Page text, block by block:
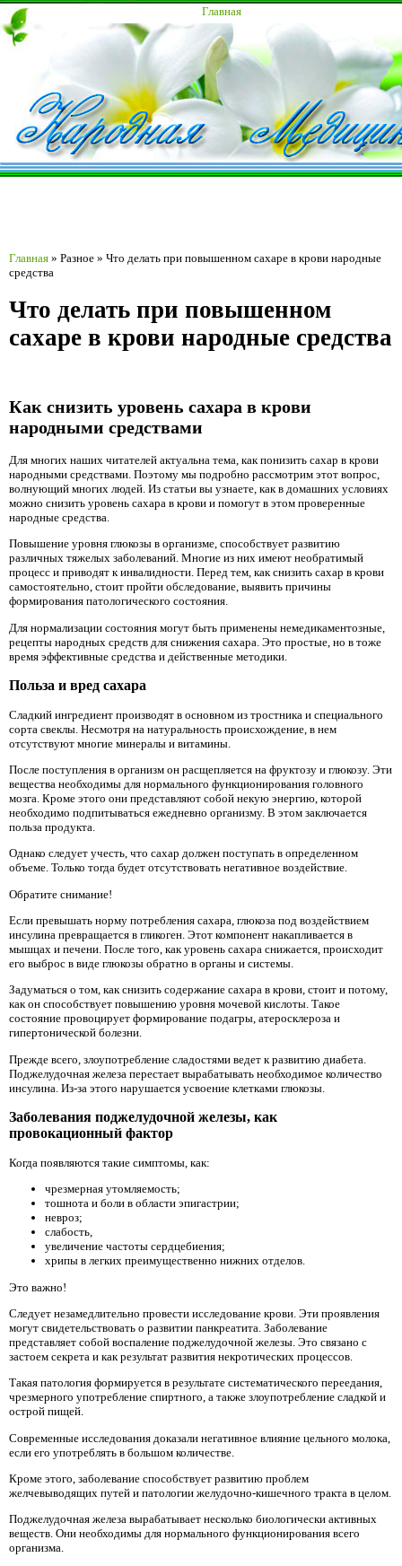
Главная
Главная » Разное » Что делать при повышенном сахаре в крови народные
средства
Что делать при повышенном
сахаре в крови народные средства
Как снизить уровень сахара в крови
народными средствами
Для многих наших читателей актуальна тема, как понизить сахар в крови
народными средствами. Поэтому мы подробно рассмотрим этот вопрос,
волнующий многих людей. Из статьи вы узнаете, как в домашних условиях
можно снизить уровень сахара в крови и помогут в этом проверенные
народные средства.
Повышение уровня глюкозы в организме, способствует развитию
различных тяжелых заболеваний. Многие из них имеют необратимый
процесс и приводят к инвалидности. Перед тем, как снизить сахар в крови
самостоятельно, стоит пройти обследование, выявить причины
формирования патологического состояния.
Для нормализации состояния могут быть применены немедикаментозные,
рецепты народных средств для снижения сахара. Это простые, но в тоже
время эффективные средства и действенные методики.
Польза и вред сахара
Сладкий ингредиент производят в основном из тростника и специального
сорта свеклы. Несмотря на натуральность происхождение, в нем
отсутствуют многие минералы и витамины.
После поступления в организм он расщепляется на фруктозу и глюкозу. Эти
вещества необходимы для нормального функционирования головного
мозга. Кроме этого они представляют собой некую энергию, которой
необходимо подпитываться ежедневно организму. В этом заключается
польза продукта.
Однако следует учесть, что сахар должен поступать в определенном
объеме. Только тогда будет отсутствовать негативное воздействие.
Обратите снимание!
Если превышать норму потребления сахара, глюкоза под воздействием
инсулина превращается в гликоген. Этот компонент накапливается в
мышцах и печени. После того, как уровень сахара снижается, происходит
его выброс в виде глюкозы обратно в органы и системы.
Задуматься о том, как снизить содержание сахара в крови, стоит и потому,
как он способствует повышению уровня мочевой кислоты. Такое
состояние провоцирует формирование подагры, атеросклероза и
гипертонической болезни.
Прежде всего, злоупотребление сладостями ведет к развитию диабета.
Поджелудочная железа перестает вырабатывать необходимое количество
инсулина. Из-за этого нарушается усвоение клетками глюкозы.
Заболевания поджелудочной железы, как
провокационный фактор
Когда появляются такие симптомы, как:
чрезмерная утомляемость;
тошнота и боли в области эпигастрии;
невроз;
слабость,
увеличение частоты сердцебиения;
хрипы в легких преимущественно нижних отделов.
Это важно!
Следует незамедлительно провести исследование крови. Эти проявления
могут свидетельствовать о развитии панкреатита. Заболевание
представляет собой воспаление поджелудочной железы. Это связано с
застоем секрета и как результат развития некротических процессов.
Такая патология формируется в результате систематического переедания,
чрезмерного употребление спиртного, а также злоупотребление сладкой и
острой пищей.
Современные исследования доказали негативное влияние цельного молока,
если его употреблять в большом количестве.
Кроме этого, заболевание способствует развитию проблем
желчевыводящих путей и патологии желудочно-кишечного тракта в целом.
Поджелудочная железа вырабатывает несколько биологически активных
веществ. Они необходимы для нормального функционирования всего
организма.